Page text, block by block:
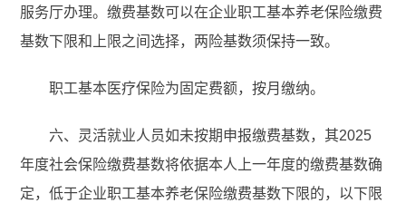
服务厅办理。缴费基数可以在企业职工基本养老保险缴费
基数下限和上限之间选择，两险基数须保持一致。
职工基本医疗保险为固定费额，按月缴纳。
六、灵活就业人员如未按期申报缴费基数，其2025
年度社会保险缴费基数将依据本人上一年度的缴费基数确
定，低于企业职工基本养老保险缴费基数下限的，以下限